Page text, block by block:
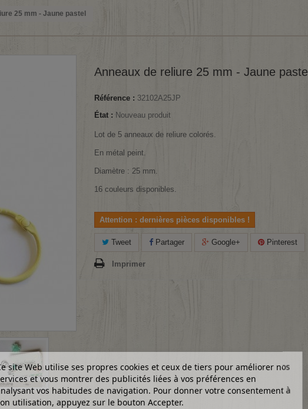
25 mm - Jaune pastel
Anneaux de reliure 25 mm - Jaune pastel
Référence : 32102A25JP
État : Nouveau produit
Lot de 5 anneaux de reliure colorés.
En métal peint.
Diamètre : 25 mm.
16 couleurs disponibles.
Attention : dernières pièces disponibles !
Tweet Partager Google+ Pinterest
Imprimer
site Web utilise ses propres cookies et ceux de tiers pour améliorer nos
et vous montrer des publicités liées à vos préférences en
vos habitudes de navigation. Pour donner votre consentement à
utilisation, appuyez sur le bouton Accepter.